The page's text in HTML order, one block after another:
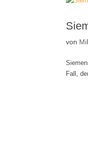
von
Fall,